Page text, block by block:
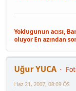
Yoklugunun acısı,
oluyor En azından
Uğur YUCA
Haz 21, 2007, 08:09 ÖS